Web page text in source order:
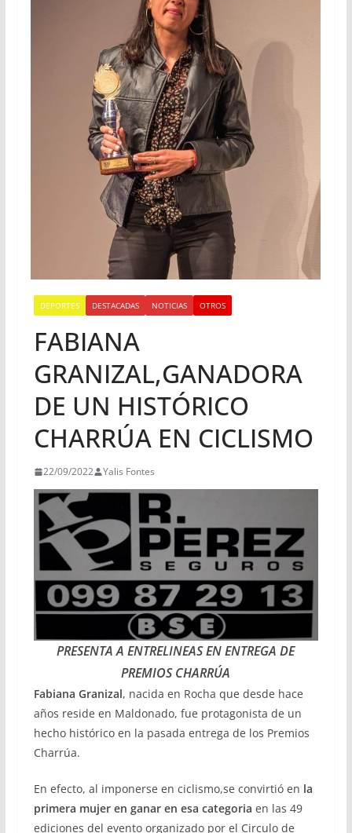
DEPORTES DESTACADAS NOTICIAS OTROS
FABIANA
GRANIZAL,GANADORA
DE UN HISTÓRICO
CHARRÚA EN CICLISMO
22/09/2022 Yalis Fontes
PRESENTA A ENTRELINEAS EN ENTREGA DE
PREMIOS CHARRÚA
Fabiana Granizal, nacida en Rocha que desde hace
años reside en Maldonado, fue protagonista de un
hecho histórico en la pasada entrega de los Premios
Charrúa.
En efecto, al imponerse en ciclismo,se convirtió en la
primera mujer en ganar en esa categoria en las 49
ediciones del evento organizado por el Circulo de